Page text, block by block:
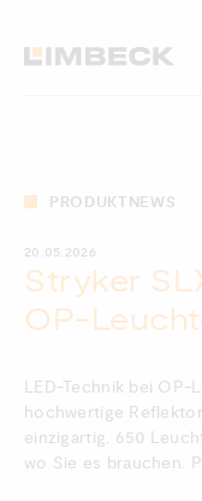
PRODUKTNEWS
20.05.2026
Stryker
OP-
LED-Technik bei OP-
hochwertige
einzigartig. 650
wo Sie es brauchen.